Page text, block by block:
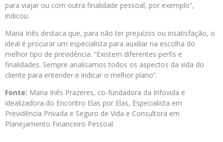
para viajar ou com outra finalidade pessoal, por exemplo”,
indicou.
Maria Inês destaca que, para não ter prejuízos ou insatisfação, o
ideal é procurar um especialista para auxiliar na escolha do
melhor tipo de previdência. “Existem diferentes perfis e
finalidades. Sempre analisamos todos os aspectos da vida do
cliente para entender e indicar o melhor plano”.
Fonte: Maria Inês Prazeres, co-fundadora da Infovida e
idealizadora do Encontro Elas por Elas, Especialista em
Previdência Privada e Seguro de Vida e Consultora em
Planejamento Financeiro Pessoal.